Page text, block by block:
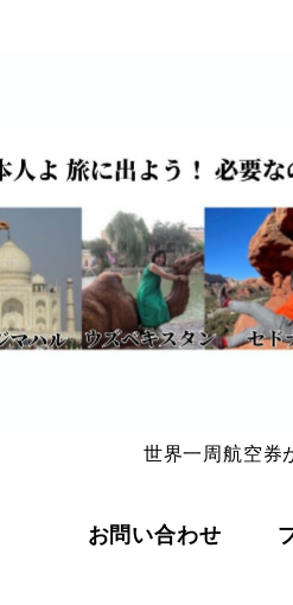
世界一周航空券
お問い合わせ